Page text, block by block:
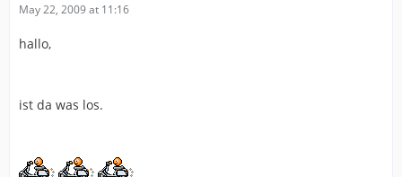
May 22, 2009 at 11:16
hallo,
ist da was los.